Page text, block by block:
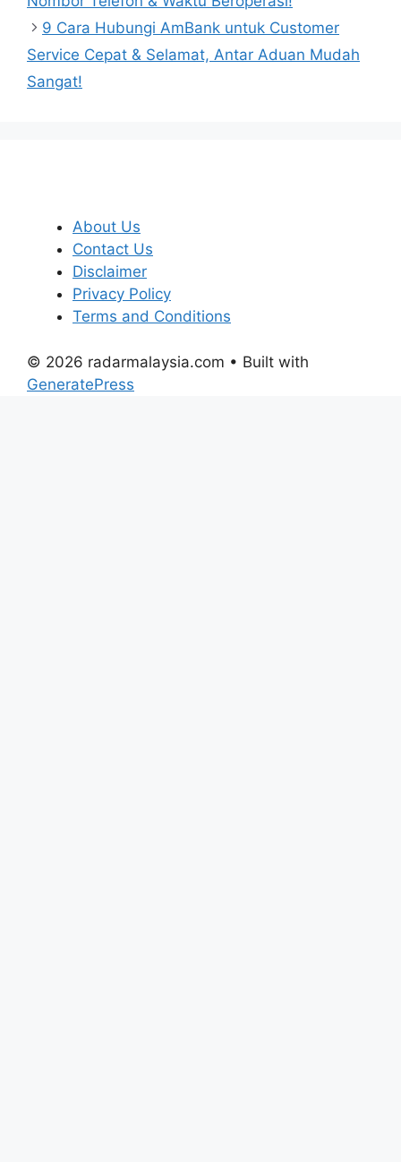
9 Cara Hubungi AmBank untuk Customer
Service Cepat & Selamat, Antar Aduan Mudah
Sangat!
About Us
Contact Us
Disclaimer
Privacy Policy
Terms and Conditions
© 2026 radarmalaysia.com • Built with
GeneratePress